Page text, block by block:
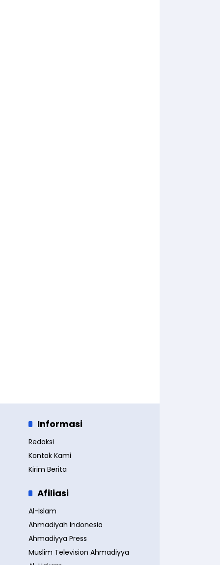
Informasi
Redaksi
Kontak Kami
Kirim Berita
Afiliasi
Al-Islam
Ahmadiyah Indonesia
Ahmadiyya Press
Muslim Television Ahmadiyya